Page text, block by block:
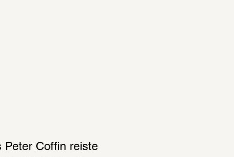
Peter Coffin reiste